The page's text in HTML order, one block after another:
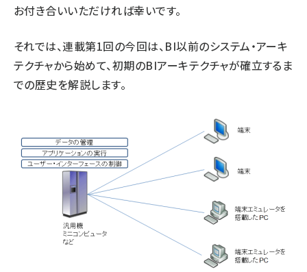
お付き合いいただければ幸いです。
それでは、連載第1回の今回は、BI以前のシステム・アーキ
テクチャから始めて、初期のBIアーキテクチャが確立するま
での歴史を解説します。